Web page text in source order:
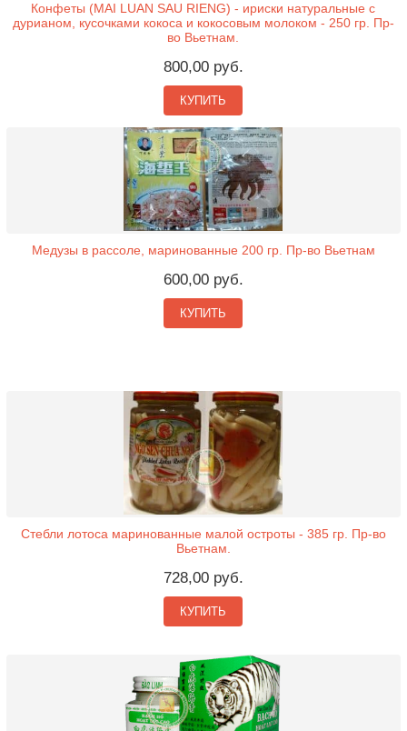
Конфеты (MAI LUAN SAU RIENG) - ириски натуральные с
дурианом, кусочками кокоса и кокосовым молоком - 250 гр. Пр-
во Вьетнам.
800,00 руб.
КУПИТЬ
Медузы в рассоле, маринованные 200 гр. Пр-во Вьетнам
600,00 руб.
КУПИТЬ
Стебли лотоса маринованные малой остроты - 385 гр. Пр-во
Вьетнам.
728,00 руб.
КУПИТЬ